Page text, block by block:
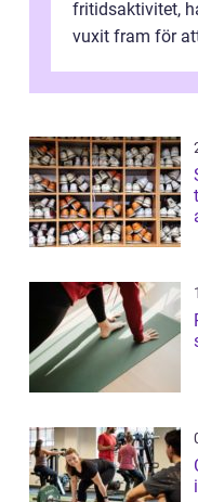
fritidsaktivitet,
vuxit fram för